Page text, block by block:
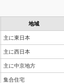
地域
主に東日本
主に西日本
主に中京地方
集合住宅